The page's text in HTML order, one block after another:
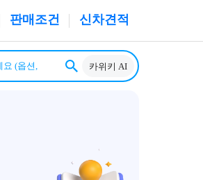
판매조건 신차견적
카위키 AI